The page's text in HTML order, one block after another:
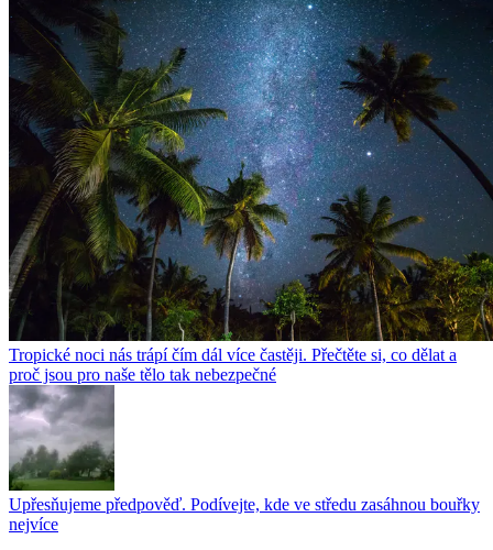
Tropické noci nás trápí čím dál více častěji. Přečtěte si, co dělat a
proč jsou pro naše tělo tak nebezpečné
Upřesňujeme předpověď. Podívejte, kde ve středu zasáhnou bouřky
nejvíce